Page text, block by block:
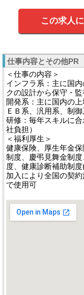
この求人
仕事内容とその他PR
＜仕事の内容＞
インフラ系：主に国
クの設計から保守・監
開発系：主に国内の
ＥＢ系、汎用系、制
研修：毎年スキルに
社負担）
＜福利厚生＞
健康保険、厚生年金
制度、慶弔見舞金制
度、健康診断補助制
加入により全国の契
で使用可